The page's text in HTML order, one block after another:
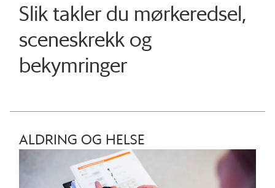
Slik takler du mørkeredsel,
sceneskrekk og
bekymringer
ALDRING OG HELSE